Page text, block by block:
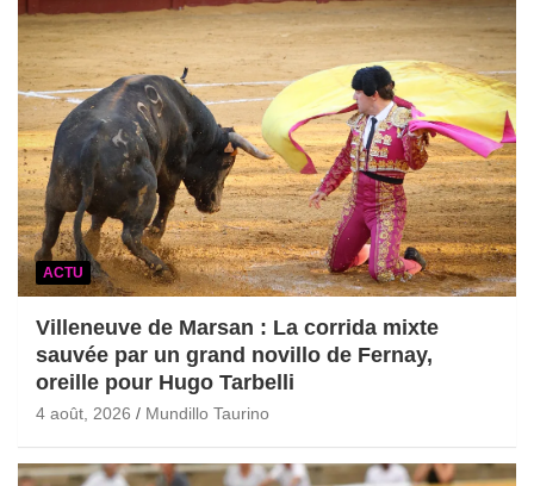
ACTU
Villeneuve de Marsan : La corrida mixte
sauvée par un grand novillo de Fernay,
oreille pour Hugo Tarbelli
4 août, 2026 Mundillo Taurino